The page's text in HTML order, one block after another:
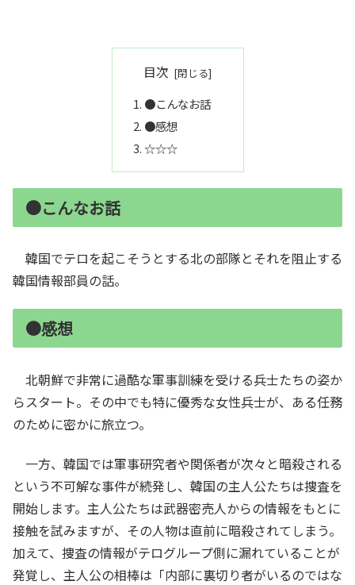
目次
●こんなお話
●感想
☆☆☆
●こんなお話
韓国でテロを起こそうとする北の部隊とそれを阻止する
韓国情報部員の話。
●感想
北朝鮮で非常に過酷な軍事訓練を受ける兵士たちの姿か
らスタート。その中でも特に優秀な女性兵士が、ある任務
のために密かに旅立つ。
一方、韓国では軍事研究者や関係者が次々と暗殺される
という不可解な事件が続発し、韓国の主人公たちは捜査を
開始します。主人公たちは武器密売人からの情報をもとに
接触を試みますが、その人物は直前に暗殺されてしまう。
加えて、捜査の情報がテログループ側に漏れていることが
発覚し、主人公の相棒は「内部に裏切り者がいるのではな